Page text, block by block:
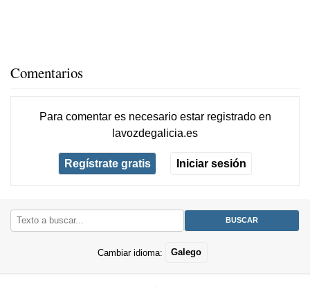
Comentarios
Para comentar es necesario estar registradoen
lavozdegalicia.es
Regístrate gratis Iniciar sesión
Cambiar idioma: Galego